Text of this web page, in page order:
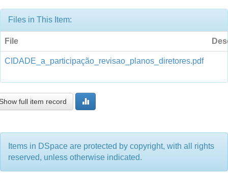
Files in This Item:
File
CIDADE_a_participação_revisao_planos_diretores.pdf
full item record
Items in DSpace are protected by copyright, with all rights
reserved, unless otherwise indicated.